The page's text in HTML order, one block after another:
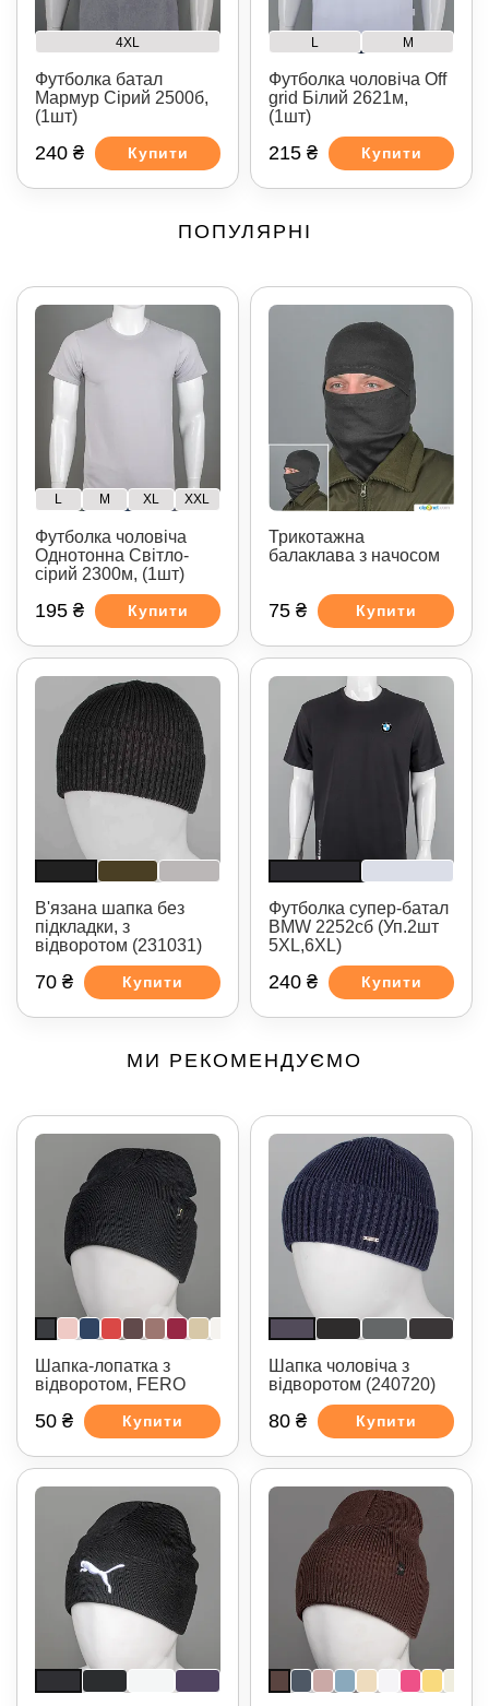
4XL
Футболка батал
Мармур Сірий 2500б,
(1шт)
240 ₴ Купити
L M
Футболка чоловіча Off
grid Білий 2621м,
(1шт)
215 ₴ Купити
ПОПУЛЯРНІ
L M XL XXL
Футболка чоловіча
Однотонна Світло-
сірий 2300м, (1шт)
195 ₴ Купити
Трикотажна
балаклава з начосом
75 ₴ Купити
В'язана шапка без
підкладки, з
відворотом (231031)
70 ₴ Купити
Футболка супер-батал
BMW 2252сб (Уп.2шт
5XL,6XL)
240 ₴ Купити
МИ РЕКОМЕНДУЄМО
Шапка-лопатка з
відворотом, FERO
50 ₴ Купити
Шапка чоловіча з
відворотом (240720)
80 ₴ Купити